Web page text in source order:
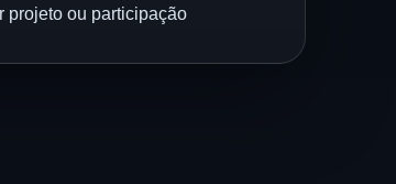
projeto ou participação